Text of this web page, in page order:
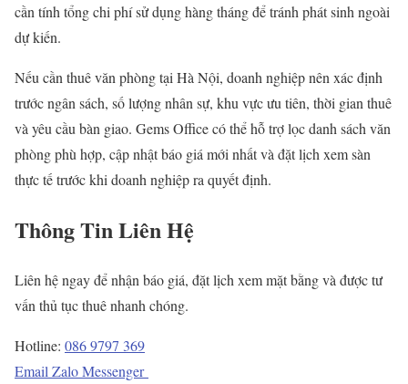
cần tính tổng chi phí sử dụng hàng tháng để tránh phát sinh ngoài
dự kiến.
Nếu cần thuê văn phòng tại Hà Nội, doanh nghiệp nên xác định
trước ngân sách, số lượng nhân sự, khu vực ưu tiên, thời gian thuê
và yêu cầu bàn giao. Gems Office có thể hỗ trợ lọc danh sách văn
phòng phù hợp, cập nhật báo giá mới nhất và đặt lịch xem sàn
thực tế trước khi doanh nghiệp ra quyết định.
Thông Tin Liên Hệ
Liên hệ ngay để nhận báo giá, đặt lịch xem mặt bằng và được tư
vấn thủ tục thuê nhanh chóng.
Hotline: 086 9797 369
Email ZaloMessenger